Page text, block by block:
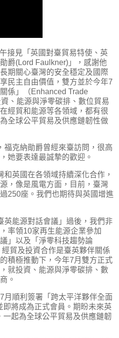
接見「英國對臺貿易特使、英
爵(Lord Faulkner)」，感謝他
期關心臺灣的安全穩定及國際
民主自由價值，雙方並於今年7
係」（Enhanced Trade
、能源與淨零碳排、數位貿易
經貿和能源等各領域，都有很
全球公平貿易及供應鏈韌性做
福克納勛爵曾經來臺訪問，很高
她要表達最誠摯的歡迎。
英國在各領域持續深化合作，
，像是風電方面，目前，臺灣
250座。我們也期待與英國增進
英能源對話會議」過後，我們非
率領10家再生能源企業參加
」以及「淨零科技趨勢論
貿及投資合作是臺英夥伴關係
積極推動下，今年7月雙方正式
就投資、能源與淨零碳排、數
。
月順利簽署「跨太平洋夥伴全面
將成為正式會員。期盼未來英
起為全球公平貿易及供應鏈韌